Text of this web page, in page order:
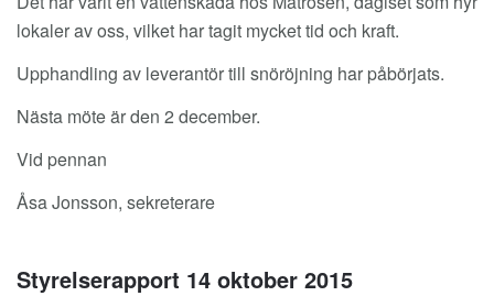
lokaler av oss, vilket har tagit mycket tid och kraft.
Upphandling av leverantör till snöröjning har påbörjats.
Nästa möte är den 2 december.
Vid pennan
Åsa Jonsson, sekreterare
Styrelserapport 14 oktober 2015